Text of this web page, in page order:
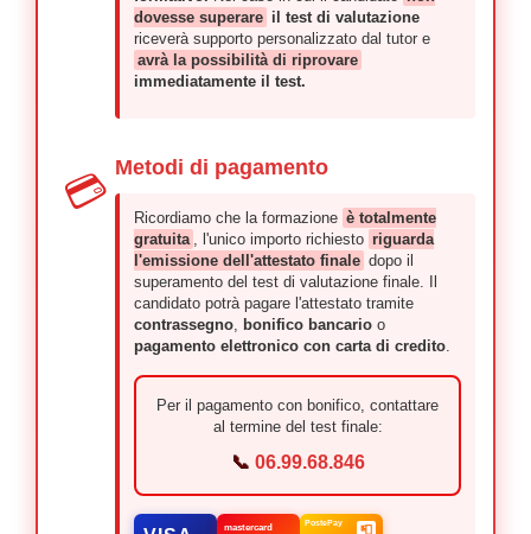
dovesse superare il test di valutazione
riceverà supporto personalizzato dal tutor e
avrà la possibilità di riprovare
immediatamente il test.
💳
Metodi di pagamento
Ricordiamo che la formazione è totalmente
gratuita , l'unico importo richiesto riguarda
l'emissione dell'attestato finale dopo il
superamento del test di valutazione finale. Il
candidato potrà pagare l'attestato tramite
contrassegno, bonifico bancario o
pagamento elettronico con carta di credito.
Per il pagamento con bonifico, contattare
al termine del test finale:
📞 06.99.68.846
mastercard PostePay
📮